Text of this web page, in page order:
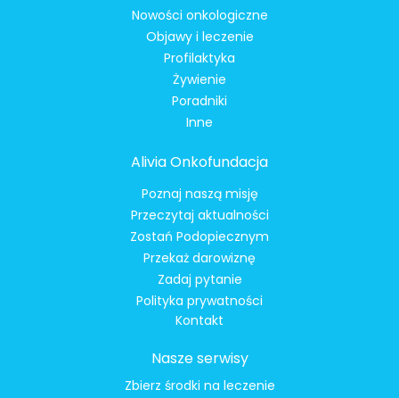
Nowości onkologiczne
Objawy i leczenie
Profilaktyka
Żywienie
Poradniki
Inne
Alivia Onkofundacja
Poznaj naszą misję
Przeczytaj aktualności
Zostań Podopiecznym
Przekaż darowiznę
Zadaj pytanie
Polityka prywatności
Kontakt
Nasze serwisy
Zbierz środki na leczenie